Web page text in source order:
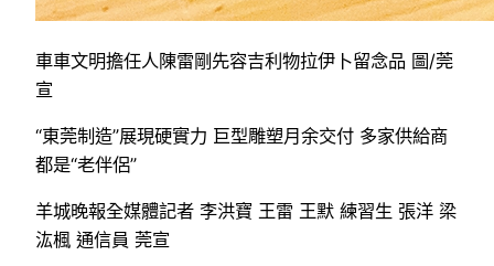
車車文明擔任人陳雷剛先容吉利物拉伊卜留念品 圖/莞
宣
“東莞制造”展現硬實力 巨型雕塑月余交付 多家供給商
都是“老伴侶”
羊城晚報全媒體記者 李洪寶 王雷 王默 練習生 張洋 梁
汯楓 通信員 莞宣